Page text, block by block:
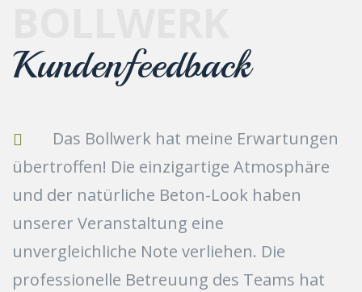
Kundenfeedback
Das Bollwerk hat meine Erwartungen
übertroffen! Die einzigartige Atmosphäre
und der natürliche Beton-Look haben
unserer Veranstaltung eine
unvergleichliche Note verliehen. Die
professionelle Betreuung des Teams hat